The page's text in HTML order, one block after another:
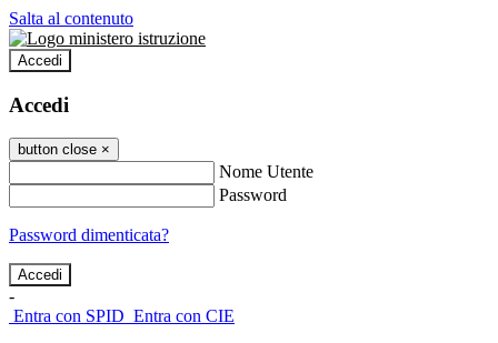
Salta al contenuto
Accedi
Accedi
button close ×
Nome Utente
Password
Password dimenticata?
-
Entra con SPID Entra con CIE